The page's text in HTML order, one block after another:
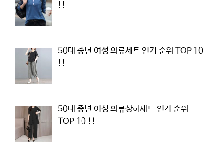
!!
50대 중년 여성 의류세트 인기 순위 TOP 10
!!
50대 중년 여성 의류상하세트 인기 순위
TOP 10 !!